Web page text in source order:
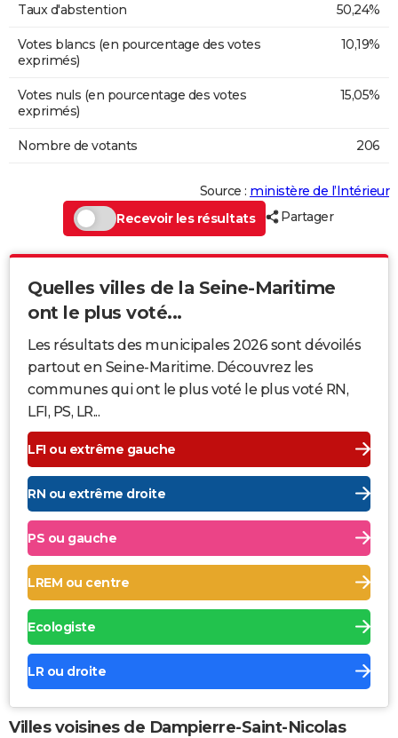
Taux d'abstention 50,24%
Votes blancs (en pourcentage des votes
exprimés)
10,19%
Votes nuls (en pourcentage des votes
exprimés)
15,05%
Nombre de votants 206
Source : ministère de l’Intérieur
Recevoir les résultats
Partager
Quelles villes de la Seine-Maritime
ont le plus voté...
Les résultats des municipales 2026 sont dévoilés
partout en Seine-Maritime. Découvrez les
communes qui ont le plus voté le plus voté RN,
LFI, PS, LR...
LFI ou extrême gauche
RN ou extrême droite
PS ou gauche
LREM ou centre
Ecologiste
LR ou droite
Villes voisines de Dampierre-Saint-Nicolas